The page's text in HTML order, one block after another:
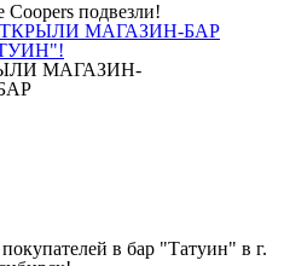
подвезли!
МАГАЗИН-БАР
в бар "Татуин" в г.